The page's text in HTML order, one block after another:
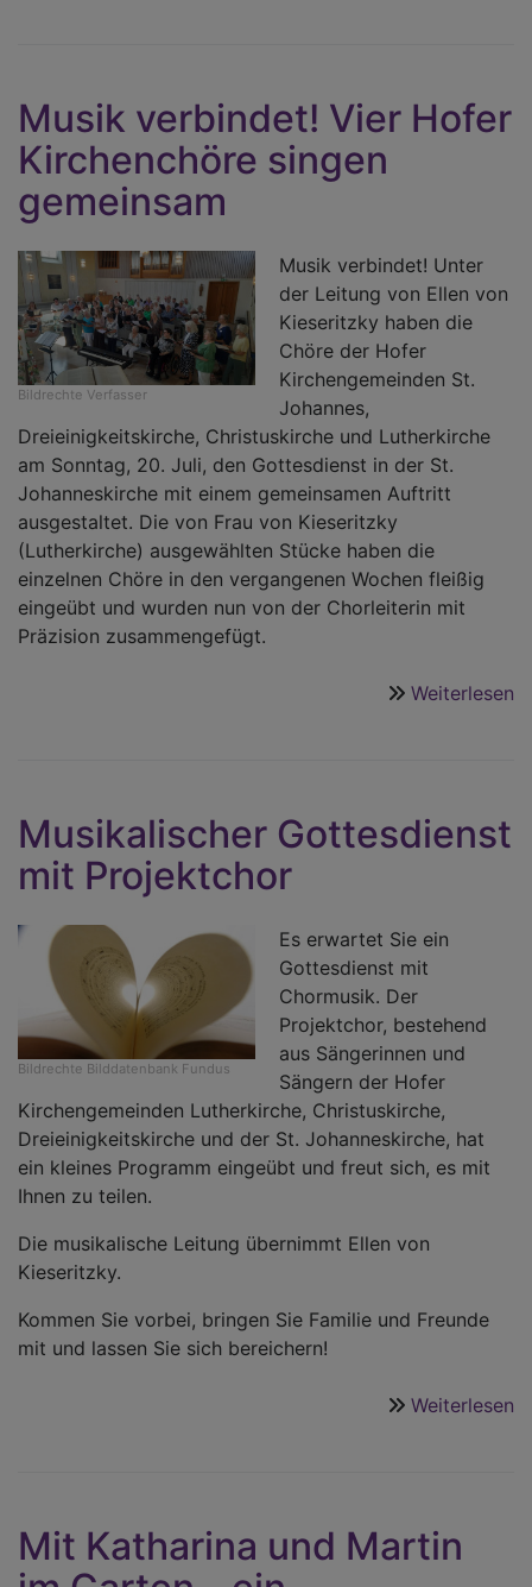
Musik verbindet! Vier Hofer
Kirchenchöre singen
gemeinsam
Bildrechte Verfasser
Musik verbindet! Unter
der Leitung von Ellen von
Kieseritzky haben die
Chöre der Hofer
Kirchengemeinden St.
Johannes,
Dreieinigkeitskirche, Christuskirche und Lutherkirche
am Sonntag, 20. Juli, den Gottesdienst in der St.
Johanneskirche mit einem gemeinsamen Auftritt
ausgestaltet. Die von Frau von Kieseritzky
(Lutherkirche) ausgewählten Stücke haben die
einzelnen Chöre in den vergangenen Wochen fleißig
eingeübt und wurden nun von der Chorleiterin mit
Präzision zusammengefügt.
Weiterlesen
Musikalischer Gottesdienst
mit Projektchor
Bildrechte Bilddatenbank Fundus
Es erwartet Sie ein
Gottesdienst mit
Chormusik. Der
Projektchor, bestehend
aus Sängerinnen und
Sängern der Hofer
Kirchengemeinden Lutherkirche, Christuskirche,
Dreieinigkeitskirche und der St. Johanneskirche, hat
ein kleines Programm eingeübt und freut sich, es mit
Ihnen zu teilen.
Die musikalische Leitung übernimmt Ellen von
Kieseritzky.
Kommen Sie vorbei, bringen Sie Familie und Freunde
mit und lassen Sie sich bereichern!
Weiterlesen
Mit Katharina und Martin